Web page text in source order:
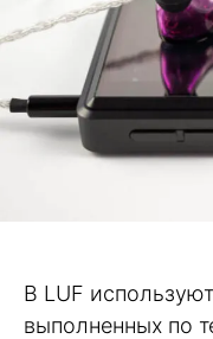
В LUF
выполненных по